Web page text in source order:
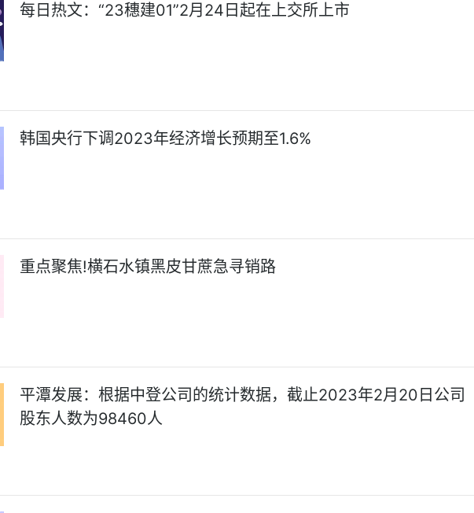
每日热文：“23穗建01”2月24日起在上交所上市
韩国央行下调2023年经济增长预期至1.6%
重点聚焦!横石水镇黑皮甘蔗急寻销路
平潭发展：根据中登公司的统计数据，截止2023年2月20日公司
股东人数为98460人